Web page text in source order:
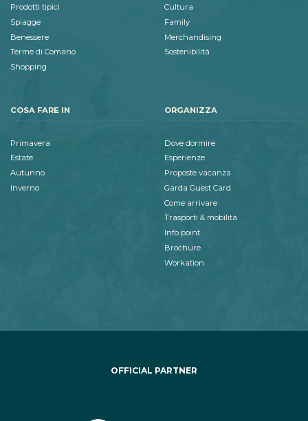
Prodotti tipici
Spiagge
Benessere
Terme di Comano
Shopping
Cultura
Family
Merchandising
Sostenibilità
COSA FARE IN
Primavera
Estate
Autunno
Inverno
ORGANIZZA
Dove dormire
Esperienze
Proposte vacanza
Garda Guest Card
Come arrivare
Trasporti & mobilità
Info point
Brochure
Workation
OFFICIAL PARTNER